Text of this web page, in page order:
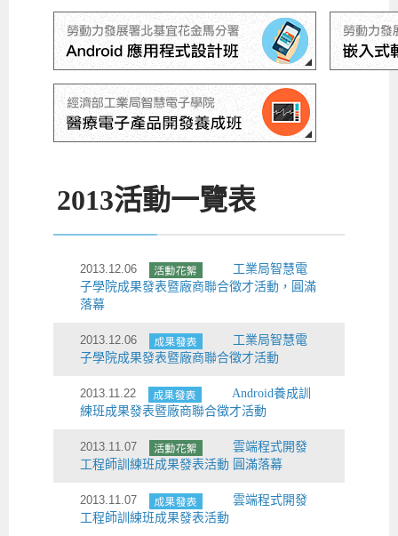
2013活動一覽表
2013.12.06
工業局智慧電
子學院成果發表暨廠商聯合徵才活動，圓滿
落幕
2013.12.06
工業局智慧電
子學院成果發表暨廠商聯合徵才活動
2013.11.22
Android養成訓
練班成果發表暨廠商聯合徵才活動
2013.11.07
雲端程式開發
工程師訓練班成果發表活動 圓滿落幕
2013.11.07
雲端程式開發
工程師訓練班成果發表活動